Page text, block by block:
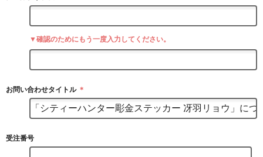
▼確認のためにもう一度入力してください。
お問い合わせタイトル ＊
受注番号